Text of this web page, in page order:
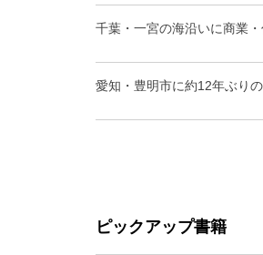
千葉・一宮の海沿いに商業
愛知・豊明市に約12年ぶり
ピックアップ書籍